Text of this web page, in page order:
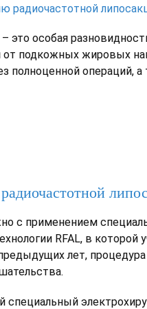
радиочастотной
это особая
подкожных жировых
полноценной операций,
с применением
RFAL, в которой
лет,
специальный